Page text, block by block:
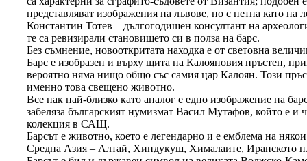
представляват изображения на лъвове, но с петна като
Константин Тотев – дългогодишен консултант на
те са ревизирали становището си в полза на барс.
Без съмнение, новооткритата находка е от световна
Барс е изобразен и върху щита на Калояновия пръстен,
вероятно няма нищо общо със самия цар Калоян. Този
именно това свещено животно.
Все пак най-близко като аналог е едно изображение на
забеляза българският нумизмат Васил Мутафов, който е и
колекция в САЩ.
Барсът е животно, което е легендарно и е емблема на
Средна Азия – Алтай, Хиндукуш, Хималаите, Иранското